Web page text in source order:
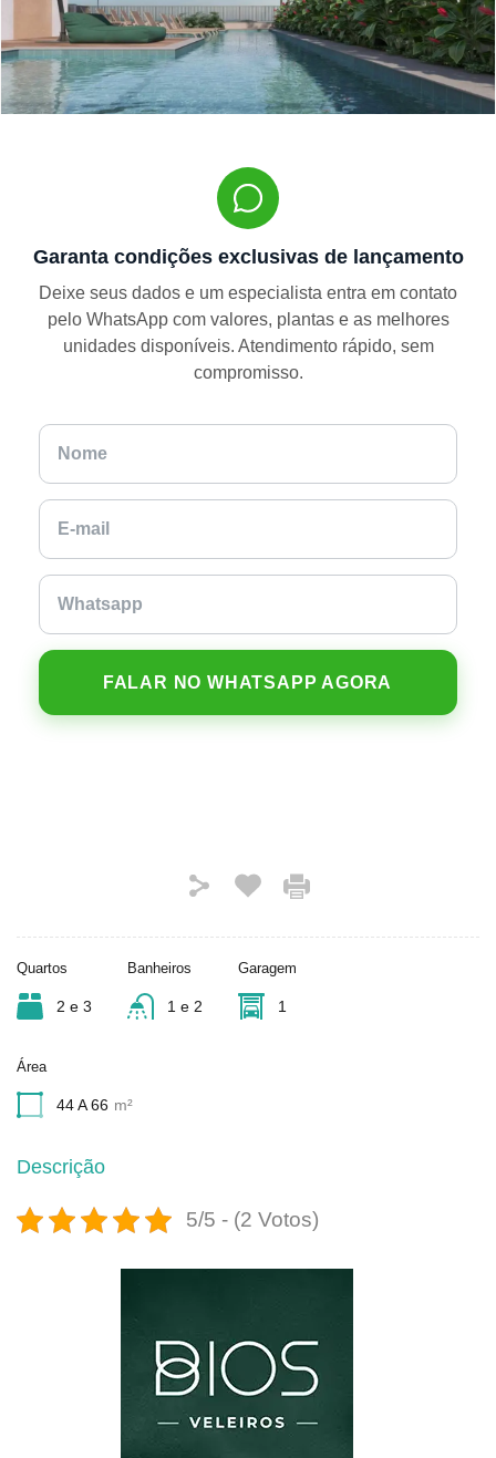
Garanta condições exclusivas de lançamento
Deixe seus dados e um especialista entra em contato
pelo WhatsApp com valores, plantas e as melhores
unidades disponíveis. Atendimento rápido, sem
compromisso.
FALAR NO WHATSAPP AGORA
Quartos
2 e 3
Banheiros
1 e 2
Garagem
1
Área
44 A 66 m²
Descrição
5/5 - (2 Votos)